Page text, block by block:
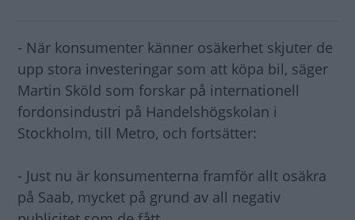
- När konsumenter känner osäkerhet skjuter de
upp stora investeringar som att köpa bil, säger
Martin Sköld som forskar på internationell
fordonsindustri på Handelshögskolan i
Stockholm, till Metro, och fortsätter:
- Just nu är konsumenterna framför allt osäkra
på Saab, mycket på grund av all negativ